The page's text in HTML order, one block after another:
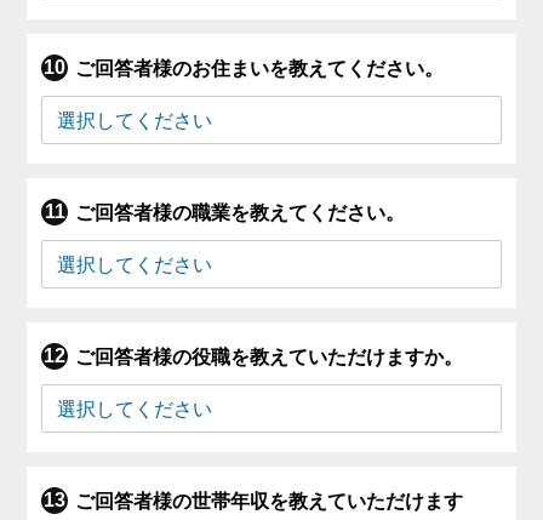
ご回答者様のお住まいを教えてください。
ご回答者様の職業を教えてください。
ご回答者様の役職を教えていただけますか。
ご回答者様の世帯年収を教えていただけます